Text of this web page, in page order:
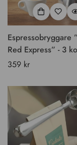
Espressobryggare
Red Express” - 3
Vanligt
359 kr